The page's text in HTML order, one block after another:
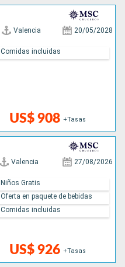
Valencia 20/05/2028
US$ 908 +Tasas
Comidas incluidas
Valencia 27/08/2026
US$ 926 +Tasas
Niños Gratis
Oferta en paquete de bebidas
Comidas incluidas